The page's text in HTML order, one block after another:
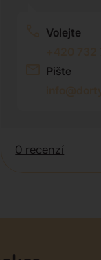
Volejte
Pište
0 recenzí